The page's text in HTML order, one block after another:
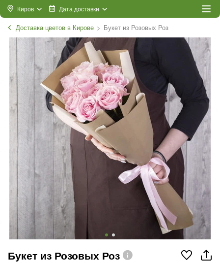
Киров Дата доставки
Доставка цветов в Кирове Букет из Розовых Роз
Букет из Розовых Роз